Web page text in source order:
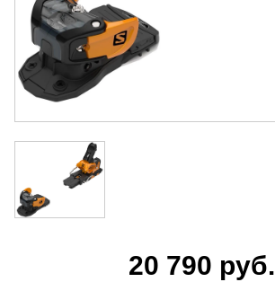
20 790 руб.